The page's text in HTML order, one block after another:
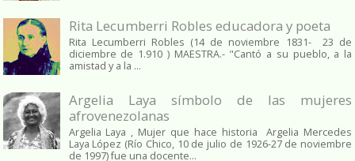
Rita Lecumberri Robles educadora y poeta
Rita Lecumberri Robles (14 de noviembre 1831- 23 de
diciembre de 1.910 ) MAESTRA.- "Cantó a su pueblo, a la
amistad y a la ...
Argelia Laya símbolo de las mujeres
afrovenezolanas
Argelia Laya , Mujer que hace historia Argelia Mercedes
Laya López (Río Chico, 10 de julio de 1926-27 de noviembre
de 1997) fue una docente...